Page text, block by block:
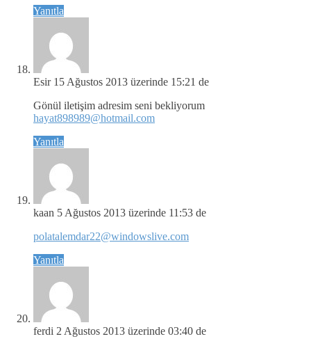
Yanıtla
Esir 15 Ağustos 2013 üzerinde 15:21 de
Gönül iletişim adresim seni bekliyorum
hayat898989@hotmail.com
Yanıtla
kaan 5 Ağustos 2013 üzerinde 11:53 de
polatalemdar22@windowslive.com
Yanıtla
ferdi 2 Ağustos 2013 üzerinde 03:40 de